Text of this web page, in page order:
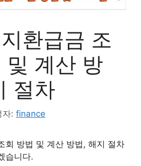
환급금 조
및 계산 방
절차
자: finance
회 방법 및 계산 방법, 해지 절차
습니다.